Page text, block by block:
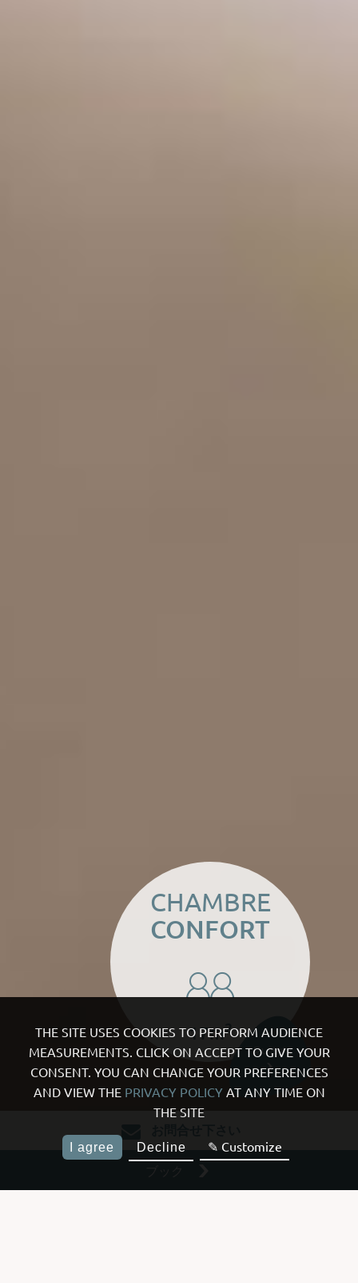
CHAMBRE
CONFORT
17m2
見い出す
THE SITE USES COOKIES TO PERFORM AUDIENCE
MEASUREMENTS. CLICK ON ACCEPT TO GIVE YOUR
CONSENT. YOU CAN CHANGE YOUR PREFERENCES
AND VIEW THE PRIVACY POLICYAT ANY TIME ON
THE SITE
I agree Decline ✎ Customize